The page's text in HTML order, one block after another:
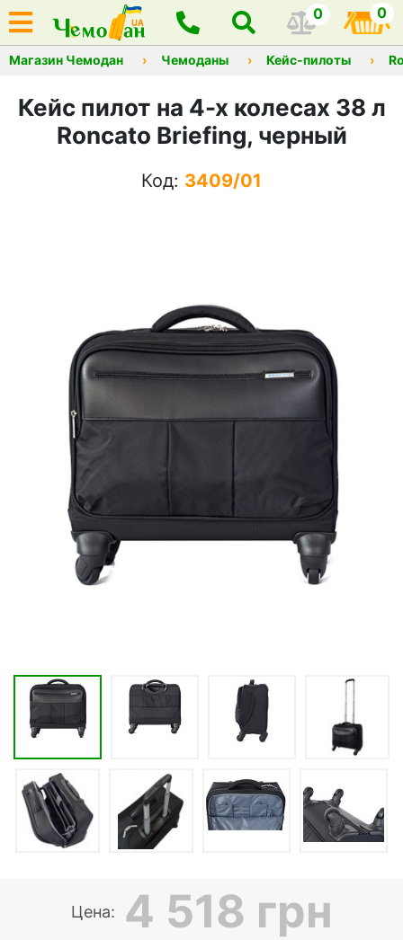
0 0
Магазин Чемодан Чемоданы Кейс-пилоты
Кейс пилот на 4-х колесах 38 л
Roncato Briefing, черный
Код: 3409/01
Цена: 4 518 грн